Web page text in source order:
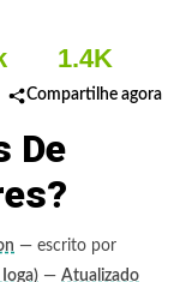
1.4K
Compartilhe agora
De
— escrito por
— Atualizado